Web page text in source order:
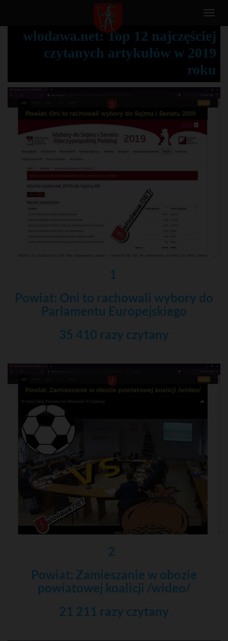
T
g
g
e
n
a
wlodawa.net: Top 12 najczęściej
czytanych artykułów w 2019
roku
1
Powiat: Oni to rachowali wybory do
Parlamentu Europejskiego
35 410 razy czytany
2
Powiat: Zamieszanie w obozie
powiatowej koalicji /wideo/
21 211 razy czytany